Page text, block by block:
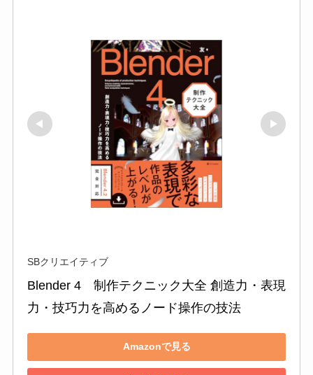
SBクリエイティブ
Blender 4　制作テクニック大全 創造力・表現
力・技巧力を高めるノード操作の技法
Amazonで見る